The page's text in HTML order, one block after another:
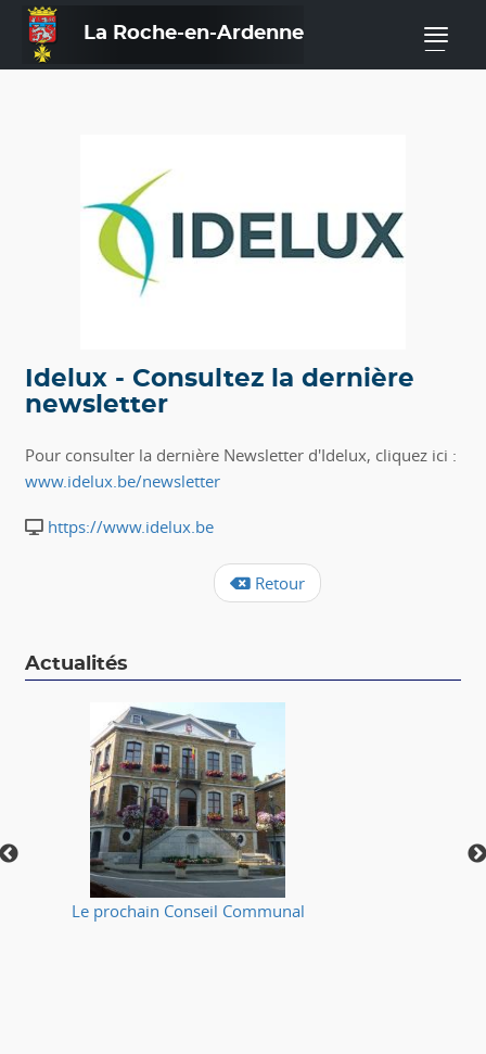
La Roche-en-Ardenne —
Idelux - Consultez la dernière
newsletter
Pour consulter la dernière Newsletter d'Idelux, cliquez ici :
www.idelux.be/newsletter
https://www.idelux.be
Retour
Actualités
Le prochain Conseil Communal